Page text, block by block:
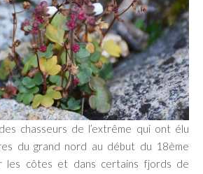
chasseurs de l’extrême qui ont élu
du grand nord au début du 18ème
les côtes et dans certains fjords de